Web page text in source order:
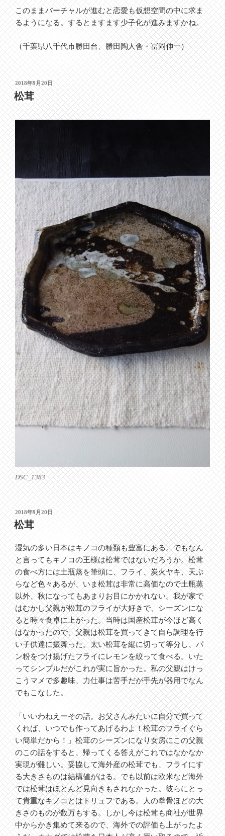
このままバーチャルが進むと恋愛も仮想空間の中に求ま
るようになる。するとますます少子化が進みますかね。
（千葉県八千代市勝田台、勝田陶人舎・冨岡伸一）
投
稿
日:
2018年9月20日
松茸
DSC_1383
投
稿
日:
2018年9月20日
松茸
湿気の多い日本はキノコの種類も豊富にある。でもなん
と言ってもキノコの王様は松茸ではないだろうか。松茸
の食べ方には土瓶蒸を筆頭に、フライ、炭火ヤキ、天ぷ
らなど色々あるが、いま松茸は非常に高価なので土瓶蒸
以外、秋になってもあまりお目にかかれない。我が家で
はむかし父親が松茸のフライが大好きで、シーズンにな
ると時々食卓に上がった。当時は国産松茸が今ほど高く
はなかったので、父親は松茸を買ってきて自ら調理を行
い子供達に振舞った。太い松茸を縦に切って等分し、パ
ン粉をつけ揚げたフライにレモンを絞って食べる。いた
ってシンプルだがこれが実に旨かった。私の父親はけっ
こうマメで多趣味、力仕事は苦手だが手先が器用でなん
でもこなした。
「いいわねえーその話。お父さんみたいに自分で買って
くれば、いつでも作ってあげるわよ！松茸のフライぐら
い簡単だから！」松茸のシーズンになり女房にこの父親
のこの話をすると、帰ってくる答えがこれではなかなか
実現が難しい。妥協して海外産の松茸でも、フライにす
る大きさものは結構値がはる。でも以前は欧米など海外
では松茸はほとんど見向きもされなかった。彼らにとっ
て貴重なキノコとはトリュフである。人の拳骨ほどの大
きさのものが数万もする。しかし今は松茸も商社が世界
中からかき集めて来るので、海外での評価も上がったよ